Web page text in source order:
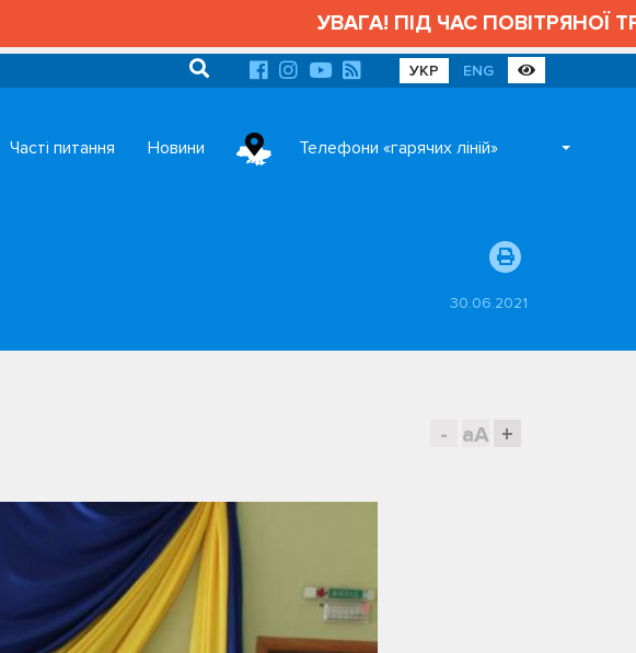
УВАГА! ПІД ЧАС ПОВІТРЯНОЇ
УКР ENG
Часті питання Новини Телефони «гарячих ліній»
30.06.2021
- aA +